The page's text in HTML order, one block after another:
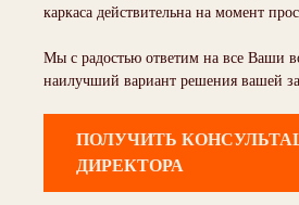
каркаса действительна на момент
Мы с радостью ответим на все Ваши
наилучший вариант решения вашей
ПОЛУЧИТЬ
ДИРЕКТОРА